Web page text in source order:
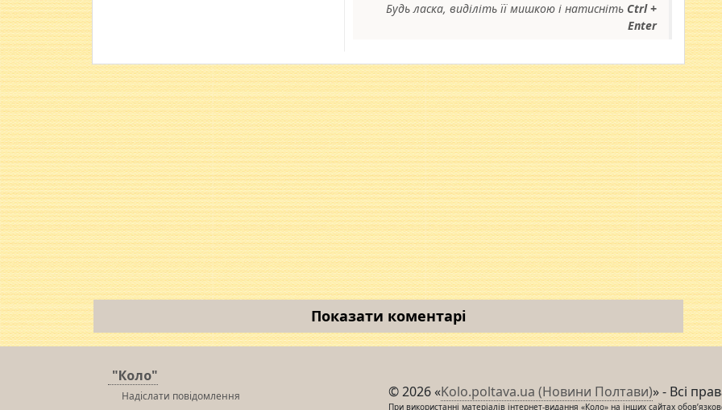
Будь ласка, виділіть її мишкою і натисніть Ctrl +
Enter
Показати коментарі
"Коло"
Надіслати повідомлення
© 2026 «Kolo.poltava.ua (Новини Полтави)» - Всі
При використанні матеріалів інтернет-видання «Коло» на інших сайтах